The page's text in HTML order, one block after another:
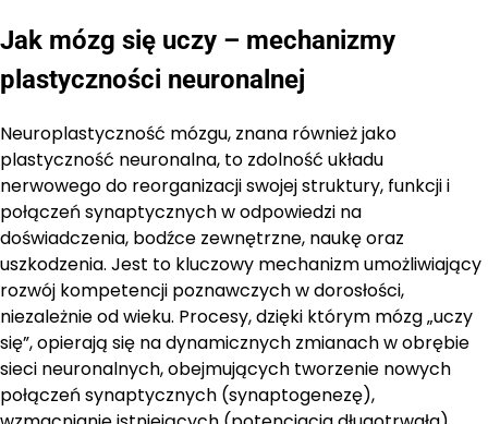
Jak mózg się uczy – mechanizmy
plastyczności neuronalnej
Neuroplastyczność mózgu, znana również jako
plastyczność neuronalna, to zdolność układu
nerwowego do reorganizacji swojej struktury, funkcji i
połączeń synaptycznych w odpowiedzi na
doświadczenia, bodźce zewnętrzne, naukę oraz
uszkodzenia. Jest to kluczowy mechanizm umożliwiający
rozwój kompetencji poznawczych w dorosłości,
niezależnie od wieku. Procesy, dzięki którym mózg „uczy
się”, opierają się na dynamicznych zmianach w obrębie
sieci neuronalnych, obejmujących tworzenie nowych
połączeń synaptycznych (synaptogenezę),